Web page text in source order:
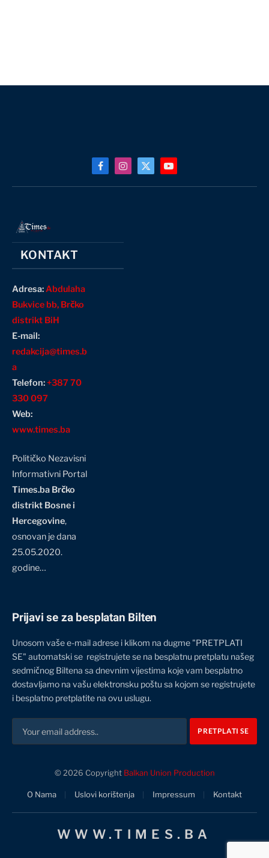
FacebookInstagram
X
(Twitter)
YouTube
KONTAKT
Adresa:Abdulaha
Bukvice bb, Brčko
distrikt BiH
E-mail:
redakcija@times.b
a
Telefon:+387 70
330 097
Web:
www.times.ba
Političko Nezavisni
Informativni Portal
Times.ba Brčko
distrikt Bosne i
Hercegovine,
osnovan je dana
25.05.2020.
godine…
Prijavi se za besplatan Bilten
Unosom vaše e-mail adrese i klikom na dugme "PRETPLATI
SE" automatski se registrujete se na besplatnu pretplatu našeg
sedmičnog Biltena sa dnevnim vijestima koje vam besplatno
dostavljamo na vašu elektronsku poštu sa kojom se registrujete
i besplatno pretplatite na ovu uslugu.
© 2026 Copyright Balkan Union Production
O Nama Uslovi korištenja Impressum Kontakt
WWW.TIMES.BA